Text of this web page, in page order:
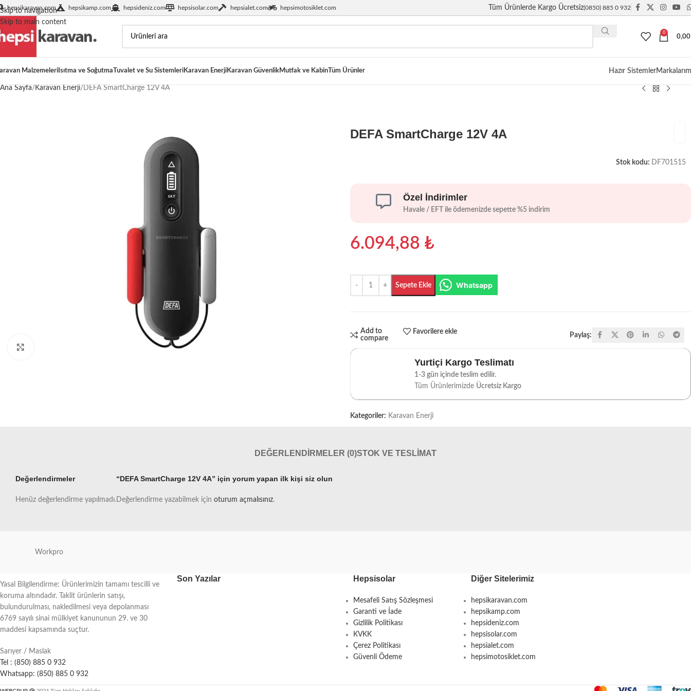
Skip to navigation
Skip to main content
hepsikaravan.com hepsikamp.com hepsideniz.com hepsisolar.com hepsialet.com hepsimotosiklet.com Tüm Ürünlerde Kargo Ücretsiz(0850) 885 0 932
0
Malzemeleri Isıtma ve SoğutmaTuvalet ve Su SistemleriKaravan EnerjiKaravan GüvenlikMutfak ve KabinTüm Ürünler Hazır Sistemler
Ana Sayfa Karavan Enerji DEFA SmartCharge 12V 4A
DEFA SmartCharge 12V 4A
Stok kodu: DF701515
Özel İndirimler
Havale / EFT ile ödemenizde sepette %5 indirim
6.094,88 ₺
Sepete Ekle Whatsapp
Add to
compare
Favorilere ekle
Paylaş:
Yurtiçi Kargo Teslimatı
1-3 gün içinde teslim edilir.
Tüm Ürünlerimizde Ücretsiz Kargo
Kategoriler: Karavan Enerji
DEĞERLENDIRMELER (0)STOK VE TESLIMAT
Değerlendirmeler
Henüz değerlendirme yapılmadı.
“DEFA SmartCharge 12V 4A” için yorum yapan ilk kişi siz olun
Değerlendirme yazabilmek için oturum açmalısınız.
Workpro
Yasal Bilgilendirme: Ürünlerimizin tamamı tescilli ve
koruma altındadır. Taklit ürünlerin satışı,
bulundurulması, nakledilmesi veya depolanması
6769 sayılı sinai mülkiyet kanununun 29. ve 30
maddesi kapsamında suçtur.
Sarıyer / Maslak
Tel : (850) 885 0 932
Whatsapp: (850) 885 0 932
Son Yazılar Hepsisolar
Mesafeli Satış Sözleşmesi
Garanti ve İade
Gizlilik Politikası
KVKK
Çerez Politikası
Güvenli Ödeme
Diğer Sitelerimiz
hepsikaravan.com
hepsikamp.com
hepsideniz.com
hepsisolar.com
hepsialet.com
hepsimotosiklet.com